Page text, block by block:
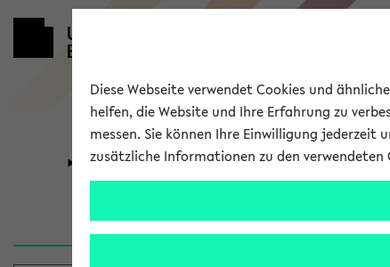
Universität Forschung
Hilfe &
Diese Webseite verwendet Cookies und
helfen, die Website und Ihre Erfahrung zu
messen. Sie können Ihre Einwilligung jederzeit
zusätzliche Informationen zu den verwendeten